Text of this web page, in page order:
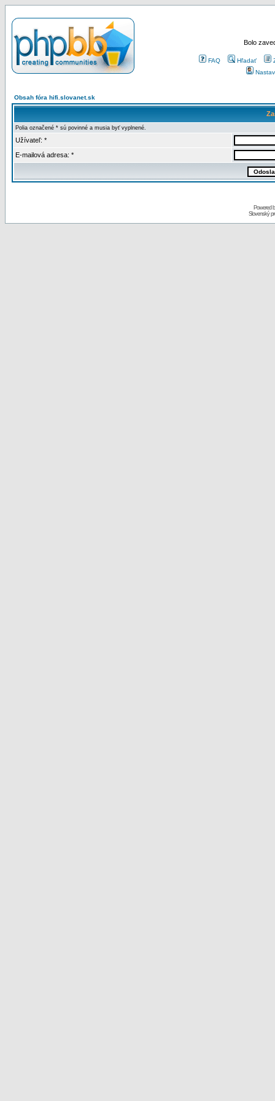
Bolo
FAQ Hľadať
Obsah fóra hifi.slovanet.sk
Polia označené * sú povinné a musia byť vyplnené.
Užívateľ: *
E-mailová adresa: *
Powered
Slovenský